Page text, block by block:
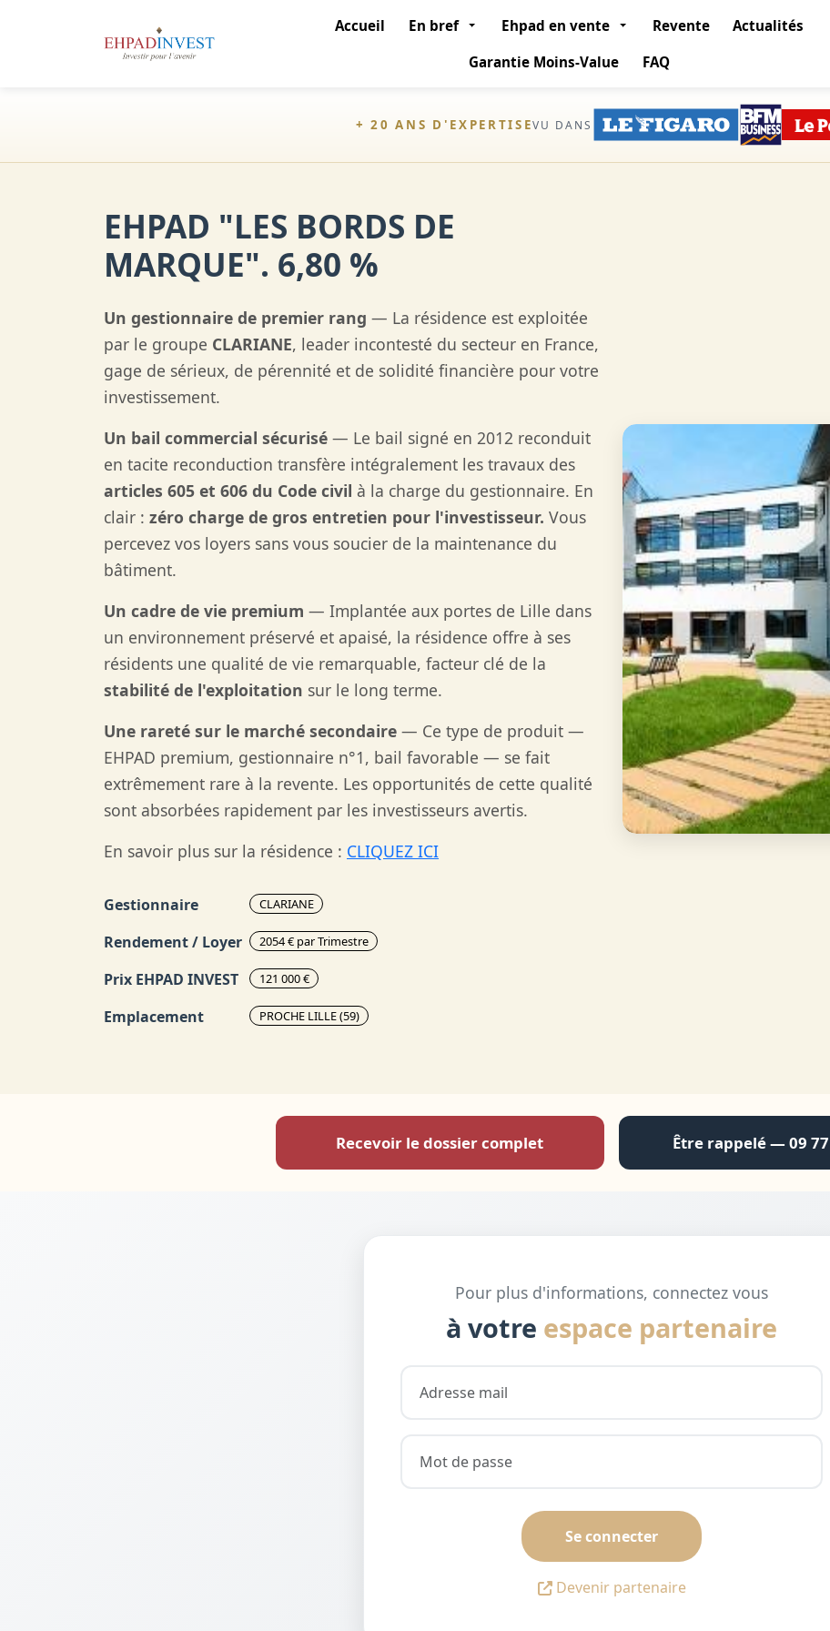
Accueil En bref Ehpad en vente Revente
Actualités
Garantie Moins-Value
FAQ
+ 20 ANS D'EXPERTISEVU DANS
EHPAD "LES BORDS DE
MARQUE". 6,80 %
Un gestionnaire de premier rang — La résidence est exploitée
par le groupe CLARIANE, leader incontesté du secteur en France,
gage de sérieux, de pérennité et de solidité financière pour votre
investissement.
Un bail commercial sécurisé — Le bail signé en 2012 reconduit
en tacite reconduction transfère intégralement les travaux des
articles 605 et 606 du Code civil à la charge du gestionnaire. En
clair : zéro charge de gros entretien pour l'investisseur. Vous
percevez vos loyers sans vous soucier de la maintenance du
bâtiment.
Un cadre de vie premium — Implantée aux portes de Lille dans
un environnement préservé et apaisé, la résidence offre à ses
résidents une qualité de vie remarquable, facteur clé de la
stabilité de l'exploitation sur le long terme.
Une rareté sur le marché secondaire — Ce type de produit —
EHPAD premium, gestionnaire n°1, bail favorable — se fait
extrêmement rare à la revente. Les opportunités de cette qualité
sont absorbées rapidement par les investisseurs avertis.
En savoir plus sur la résidence : CLIQUEZ ICI
Gestionnaire CLARIANE
Rendement / Loyer 2054 € par Trimestre
Prix EHPAD INVEST 121 000 €
Emplacement PROCHE LILLE (59)
Recevoir le dossier complet Être rappelé — 09 77
Pour plus d'informations, connectez vous
à votre espace partenaire
Se connecter
Devenir partenaire